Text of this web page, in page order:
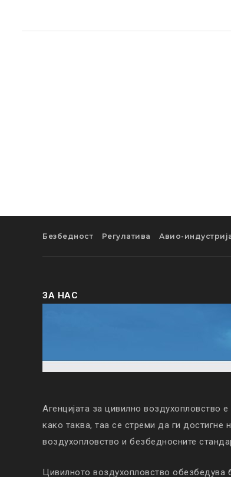
Безбедност Регулатива Авио-
ЗА НАС
Агенцијата за цивилно воздухопловство
како таква, таа се стреми да ги достигне
воздухопловство и безбедносните
Цивилното воздухопловство обезбедува